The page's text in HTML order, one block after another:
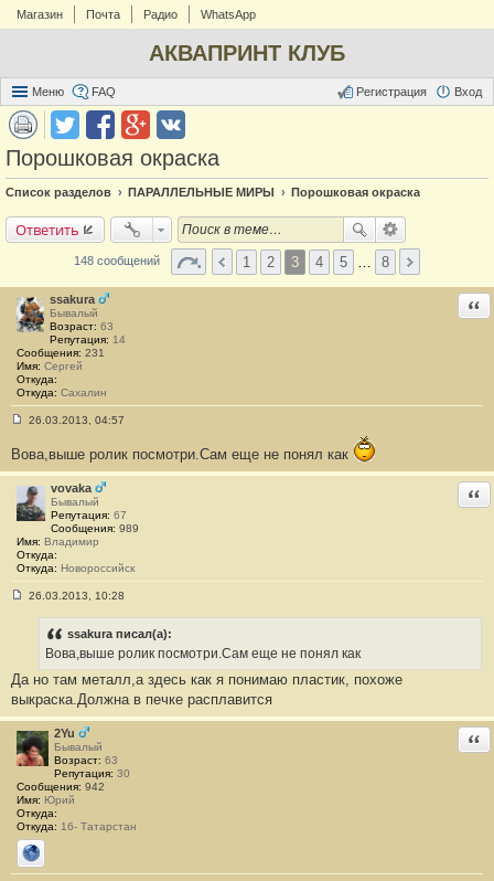
Магазин Почта Радио WhatsApp
АКВАПРИНТ КЛУБ
Меню FAQ Вход
Регистрация
Порошковая окраска
Список разделов ПАРАЛЛЕЛЬНЫЕ МИРЫ Порошковая окраска
Ответить
148 сообщений 1 2 3 4 5 8
ssakura
Бывалый
Возраст: 63
Репутация: 14
Сообщения: 231
Имя: Сергей
Откуда:
Откуда: Сахалин
о
б
е
н
и
е
#
4
1
26.03.2013, 04:57
Вова,выше ролик посмотри.Сам еще не понял как
vovaka
Бывалый
Репутация: 67
Сообщения: 989
Имя: Владимир
Откуда:
Откуда: Новороссийск
н
и
#
4
2
26.03.2013, 10:28
ssakura писал(а):
Вова,выше ролик посмотри.Сам еще не понял как
Да но там металл,а здесь как я понимаю пластик, похоже
выкраска.Должна в печке расплавится
2Yu
Бывалый
Возраст: 63
Репутация: 30
Сообщения: 942
Имя: Юрий
Откуда:
Откуда: 16- Татарстан
Сайт